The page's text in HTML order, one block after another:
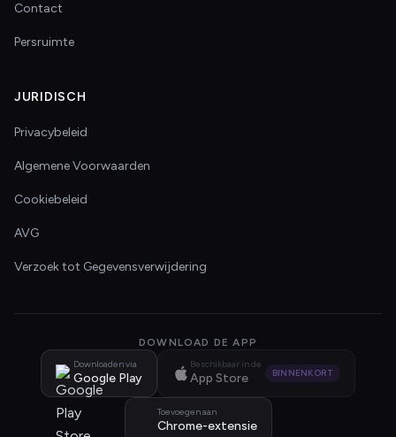
Contact
Persruimte
JURIDISCH
Privacybeleid
Algemene Voorwaarden
Cookiebeleid
AVG
Verzoek tot Gegevensverwijdering
DOWNLOAD DE APP
Downloaden via
Google Play
Beschikbaar in de
App Store BINNENKORT
Toevoegen aan
Chrome-extensie